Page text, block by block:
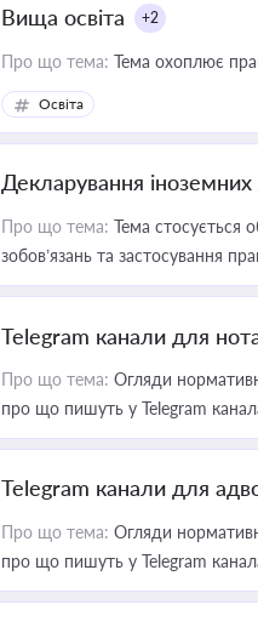
Вища освіта +2
Про що тема: Тема охоплює
Освіта
Декларування іноземних
Про що тема: Тема стосується
зобов’язань та застосування
Telegram канали для
Про що тема: Огляди
про що пишуть у Telegram
Telegram канали для
Про що тема: Огляди
про що пишуть у Telegram